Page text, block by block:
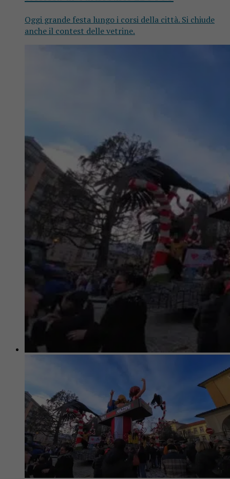
Oggi grande festa lungo i corsi della città. Si chiude
anche il contest delle vetrine.